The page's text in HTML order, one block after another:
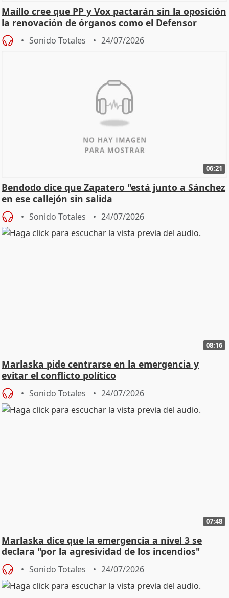
Maíllo cree que PP y Vox pactarán sin la oposición
la renovación de órganos como el Defensor
Sonido Totales 24/07/2026
06:21
Bendodo dice que Zapatero "está junto a Sánchez
en ese callejón sin salida
Sonido Totales 24/07/2026
08:16
Marlaska pide centrarse en la emergencia y
evitar el conflicto político
Sonido Totales 24/07/2026
07:48
Marlaska dice que la emergencia a nivel 3 se
declara "por la agresividad de los incendios"
Sonido Totales 24/07/2026